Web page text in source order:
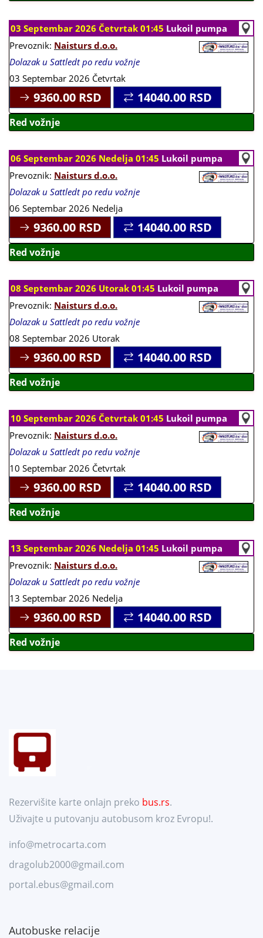
03 Septembar 2026 Četvrtak 01:45 Lukoil pumpa
Prevoznik: Naisturs d.o.o.
Dolazak u Sattledt po redu vožnje
03 Septembar 2026 Četvrtak
9360.00 RSD 14040.00 RSD
Red vožnje
06 Septembar 2026 Nedelja 01:45 Lukoil pumpa
Prevoznik: Naisturs d.o.o.
Dolazak u Sattledt po redu vožnje
06 Septembar 2026 Nedelja
9360.00 RSD 14040.00 RSD
Red vožnje
08 Septembar 2026 Utorak 01:45 Lukoil pumpa
Prevoznik: Naisturs d.o.o.
Dolazak u Sattledt po redu vožnje
08 Septembar 2026 Utorak
9360.00 RSD 14040.00 RSD
Red vožnje
10 Septembar 2026 Četvrtak 01:45 Lukoil pumpa
Prevoznik: Naisturs d.o.o.
Dolazak u Sattledt po redu vožnje
10 Septembar 2026 Četvrtak
9360.00 RSD 14040.00 RSD
Red vožnje
13 Septembar 2026 Nedelja 01:45 Lukoil pumpa
Prevoznik: Naisturs d.o.o.
Dolazak u Sattledt po redu vožnje
13 Septembar 2026 Nedelja
9360.00 RSD 14040.00 RSD
Red vožnje
Rezervišite karte onlajn preko bus.rs.
Uživajte u putovanju autobusom kroz Evropu!.
info@metrocarta.com
dragolub2000@gmail.com
portal.ebus@gmail.com
Autobuske relacije